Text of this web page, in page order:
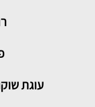
עוגת